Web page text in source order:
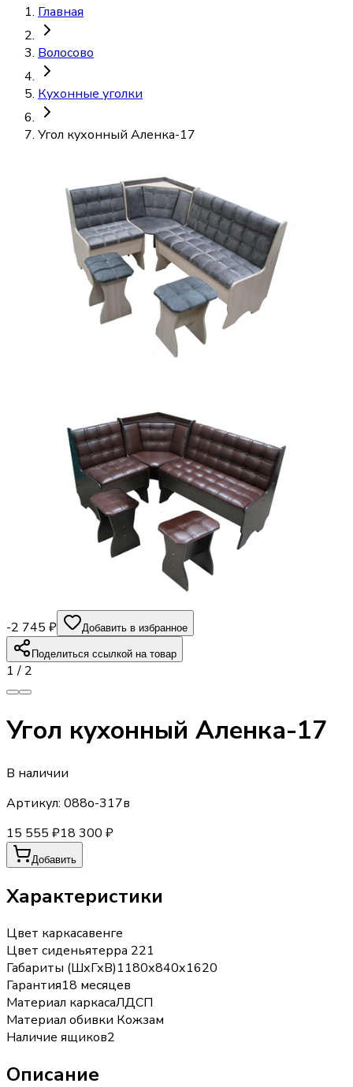
Главная
Волосово
Кухонные уголки
Угол кухонный Аленка-17
-2 745 ₽ Добавить в избранное
Поделиться ссылкой на товар
1 / 2
Угол кухонный Аленка-17
В наличии
Артикул: 088о-317в
15 555 ₽18 300 ₽
Добавить
Характеристики
Цвет каркасавенге
Цвет сиденьятерра 221
Габариты (ШхГхВ)1180х840х1620
Гарантия18 месяцев
Материал каркасаЛДСП
Материал обивки Кожзам
Наличие ящиков2
Описание